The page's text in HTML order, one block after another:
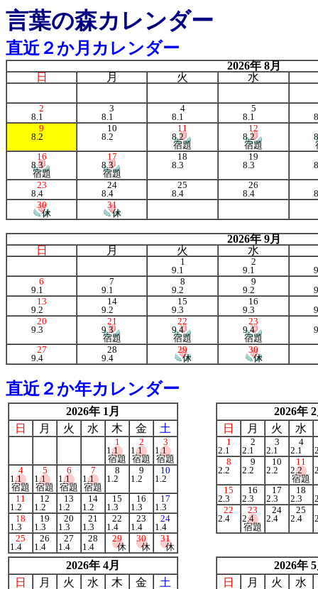
言葉の森カレンダー
直近２か月カレンダー
2026年 8月
日
月 火 水
2
8.1
3
8.1
4
8.1
5
8.1
9
8.2
10
8.2
11
8.2
宿題
12
8.2
宿題
16
8.3
宿題
17
8.3
宿題
18
8.3
19
8.3
23
8.4
24
8.4
25
8.4
26
8.4
30
休
31
休
2026年 9月
日
月 火 水
1
9.1
2
9.1
6
9.1
7
9.1
8
9.2
9
9.2
13
9.2
14
9.2
15
9.3
16
9.3
20
9.3
21
9.3
宿題
22
9.4
宿題
23
9.4
宿題
27
9.4
28
9.4
29
休
30
休
直近２か年カレンダー
2026年 1月
日
月 火 水 木 金 土
1
1.1
宿題
2
1.1
宿題
3
1.1
宿題
4
1.1
宿題
5
1.1
宿題
6
1.1
宿題
7
1.1
宿題
8
1.2
9
1.2
10
1.2
11
1.2
12
1.2
13
1.2
14
1.2
15
1.3
16
1.3
17
1.3
18
1.3
19
1.3
20
1.3
21
1.3
22
1.4
23
1.4
24
1.4
25
1.4
26
1.4
27
1.4
28
1.4
29
休
30
休
31
休
2026年
日
月 火 水
1
2.1
2
2.1
3
2.1
4
2.1
8
2.2
9
2.2
10
2.2
11
2.2
宿題
15
2.3
16
2.3
17
2.3
18
2.3
22
2.4
23
2.4
宿題
24
2.4
25
2.4
2026年 4月
日
月 火 水 木 金 土
2026年
日
月 火 水